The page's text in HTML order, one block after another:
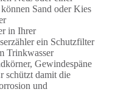
Sand oder Kies
in Ihrer
ein Schutzfilter
Trinkwasser
Gewindespäne
schützt damit die
und